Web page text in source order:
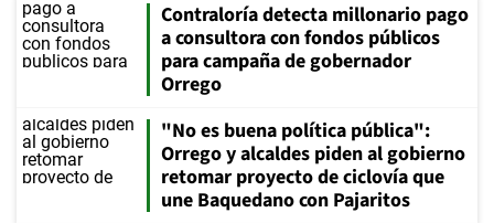
Contraloría detecta millonario pago
a consultora con fondos públicos
para campaña de gobernador
Orrego
"No es buena política pública":
Orrego y alcaldes piden al gobierno
retomar proyecto de ciclovía que
une Baquedano con Pajaritos